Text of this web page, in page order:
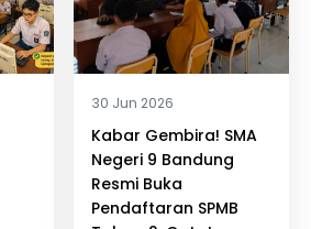
30 Jun 2026
Kabar Gembira! SMA
Negeri 9 Bandung
Resmi Buka
Pendaftaran SPMB